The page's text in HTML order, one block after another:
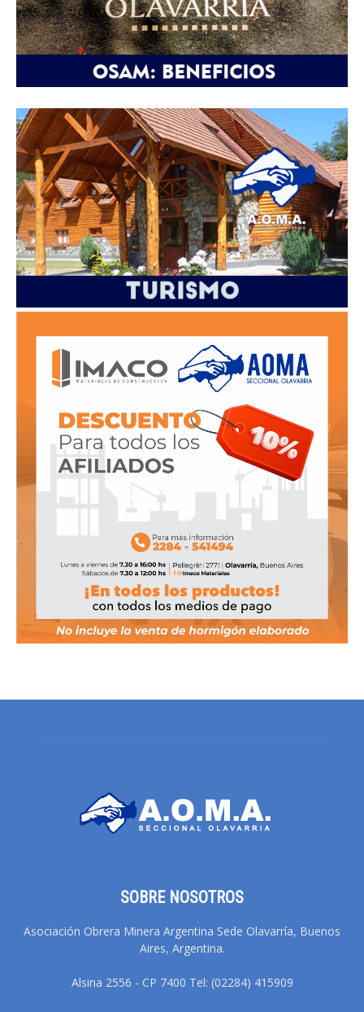
SOBRE NOSOTROS
Asociación Obrera Minera Argentina Sede Olavarría, Buenos
Aires, Argentina.
Alsina 2556 - CP 7400 Tel: (02284) 415909